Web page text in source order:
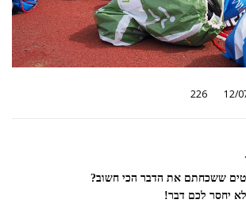
12/
226
ששכחתם את הדבר הכי חשוב?
יחסר לכם דבר!